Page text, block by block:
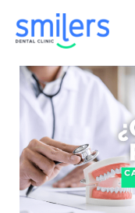
contenido